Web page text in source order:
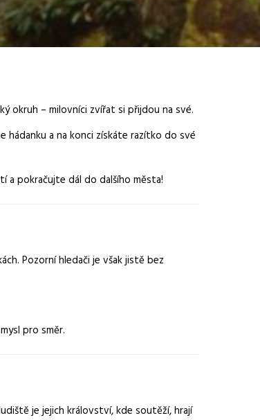
okruh – milovníci zvířat si přijdou na své.
hádanku a na konci získáte razítko do své
a pokračujte dál do dalšího města!
Pozorní hledači je však jistě bez
pro směr.
je jejich království, kde soutěží, hrají